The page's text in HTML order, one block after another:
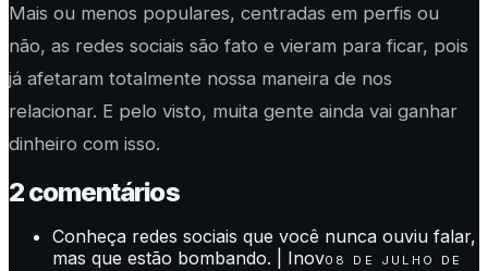
Mais ou menos populares, centradas em perfis ou
não, as redes sociais são fato e vieram para ficar, pois
já afetaram totalmente nossa maneira de nos
relacionar. E pelo visto, muita gente ainda vai ganhar
dinheiro com isso.
2comentários
Conheça redes sociais que você nunca ouviu falar,
mas que estão bombando. | Inov08 DE JULHO DE